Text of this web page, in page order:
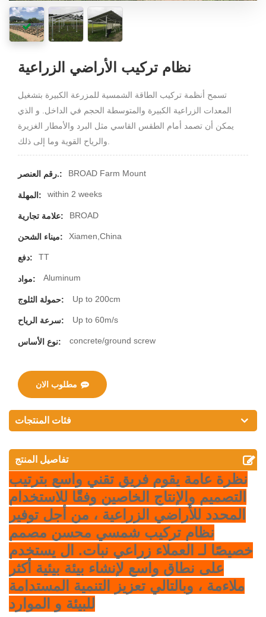
نظام تركيب الأراضي الزراعية
تسمح أنظمة تركيب الطاقة الشمسية للمزرعة الكبيرة بتشغيل
المعدات الزراعية الكبيرة والمتوسطة الحجم في الداخل. و الذي
يمكن أن تصمد أمام الطقس القاسي مثل البرد والأمطار الغزيرة
رقم العنصر.: BROAD Farm Mount
المهلة: within 2 weeks
علامة تجارية: BROAD
ميناء الشحن: Xiamen,China
دفع: TT
مواد: Aluminum
حمولة الثلوج: Up to 200cm
سرعة الرياح: Up to 60m/s
نوع الأساس: concrete/ground screw
مطلوب الان
فئات المنتجات
تفاصيل المنتج
نظرة عامة يقوم فريق تقني واسع بترتيب
التصميم والإنتاج الخاصين وفقًا للاستخدام
المحدد للأراضي الزراعية ، من أجل توفير
نظام تركيب شمسي محسن مصمم
خصيصًا لـ العملاء زراعي نبات. ال يستخدم
على نطاق واسع لإنشاء بيئة بيئية أكثر
ملاءمة ، وبالتالي تعزيز التنمية المستدامة
للبيئة و الموارد